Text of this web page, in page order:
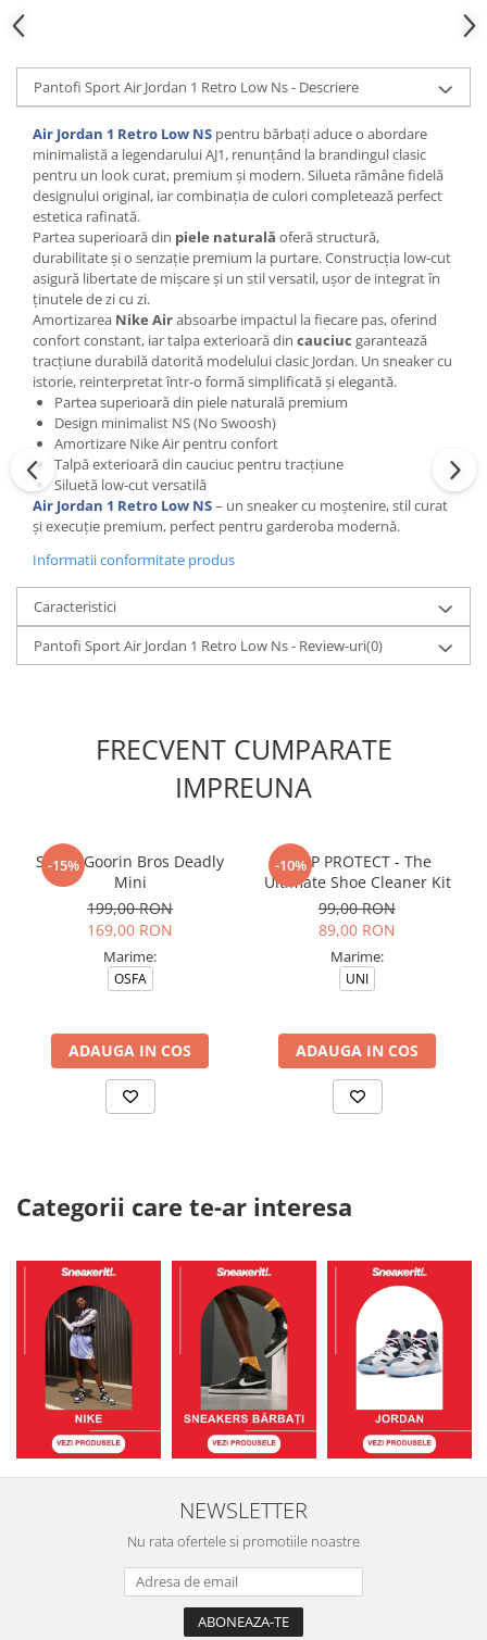
Pantofi Sport Air Jordan 1 Retro Low Ns - Descriere
Air Jordan 1 Retro Low NS pentru bărbați aduce o abordare
minimalistă a legendarului AJ1, renunțând la brandingul clasic
pentru un look curat, premium și modern. Silueta rămâne fidelă
designului original, iar combinația de culori completează perfect
estetica rafinată.
Partea superioară din piele naturală oferă structură,
durabilitate și o senzație premium la purtare. Construcția low‑cut
asigură libertate de mișcare și un stil versatil, ușor de integrat în
ținutele de zi cu zi.
Amortizarea Nike Airabsoarbe impactul la fiecare pas, oferind
confort constant, iar talpa exterioară din cauciuc garantează
tracțiune durabilă datorită modelului clasic Jordan. Un sneaker cu
istorie, reinterpretat într-o formă simplificată și elegantă.
Partea superioară din piele naturală premium
Design minimalist NS (No Swoosh)
Amortizare Nike Air pentru confort
Talpă exterioară din cauciuc pentru tracțiune
Siluetă low‑cut versatilă
Air Jordan 1 Retro Low NS– un sneaker cu moștenire, stil curat
și execuție premium, perfect pentru garderoba modernă.
Informatii conformitate produs
Caracteristici
Pantofi Sport Air Jordan 1 Retro Low Ns - Review-uri(0)
FRECVENT CUMPARATE
IMPREUNA
-15%
Sapca Goorin Bros Deadly
Mini
199,00 RON
169,00 RON
Marime:
OSFA
ADAUGA IN COS
-10%
CREP PROTECT - The
Ultimate Shoe Cleaner Kit
99,00 RON
89,00 RON
Marime:
UNI
ADAUGA IN COS
Categorii care te-ar interesa
NEWSLETTER
Nu rata ofertele si promotiile noastre